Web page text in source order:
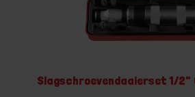
Slagschroevendaaierset 1/